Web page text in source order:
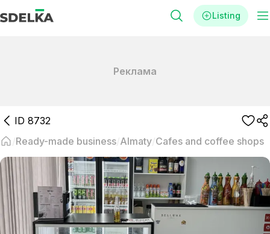
Listing
Реклама
ID 8732
Ready-made business Almaty Cafes and coffee shops